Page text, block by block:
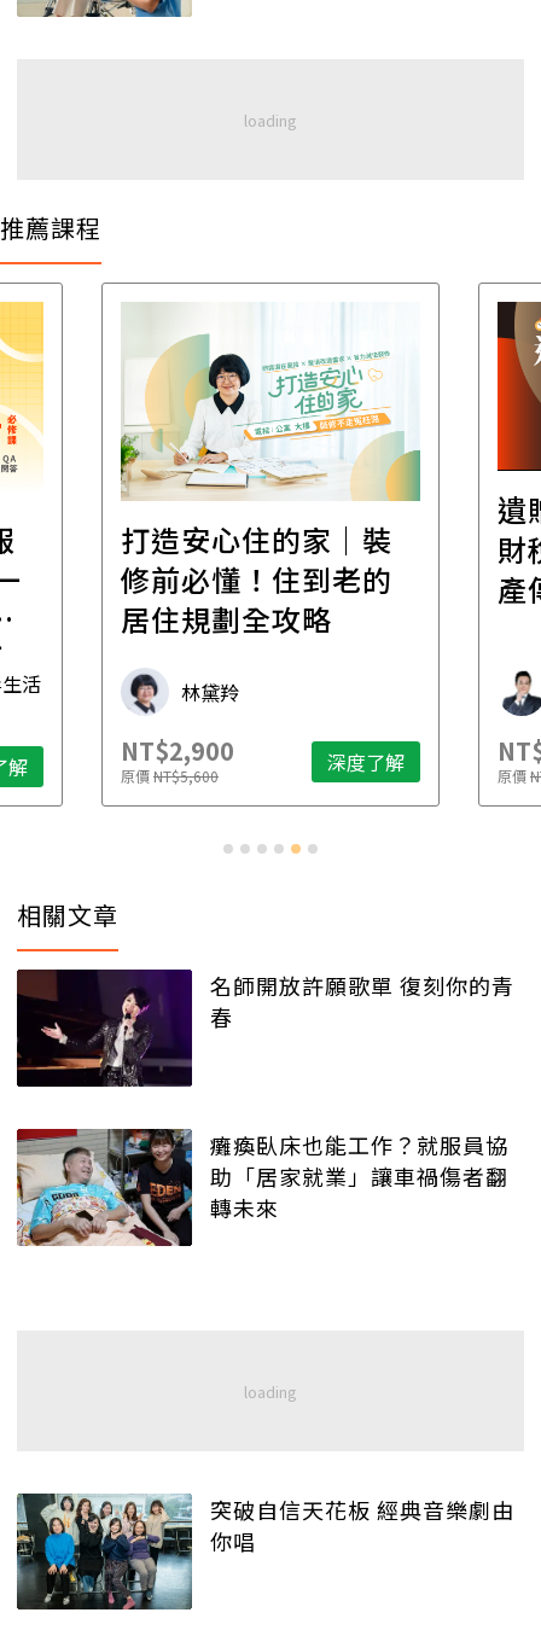
推薦課程
解
遺贈稅規劃直播課│
財稅專家親授，讓資
產傳承更有效率
財稅專家 朱家棟
NT$2,500
原價NT$4,888 深度了解
百
經
年
原價
相關文章
名師開放許願歌單 復刻你的青
春
癱瘓臥床也能工作？就服員協
助「居家就業」讓車禍傷者翻
轉未來
突破自信天花板 經典音樂劇由
你唱